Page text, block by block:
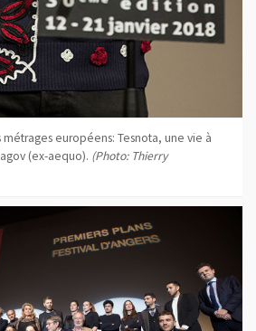
métrages européens: Tesnota, une vie à
(ex-aequo). (Photo: Thierry